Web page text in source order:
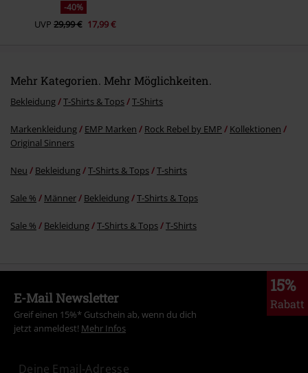
-40%
UVP 29,99 € 17,99 €
Mehr Kategorien. Mehr Möglichkeiten.
Bekleidung T-Shirts & Tops T-Shirts
Markenkleidung EMP Marken Rock Rebel by EMP
Kollektionen
Original Sinners
Neu Bekleidung T-Shirts & Tops T-shirts
Sale % Männer Bekleidung T-Shirts & Tops
Sale % Bekleidung T-Shirts & Tops T-Shirts
15%
Rabatt
E-Mail Newsletter
Greif einen 15%* Gutschein ab, wenn du dich
jetzt anmeldest! Mehr Infos